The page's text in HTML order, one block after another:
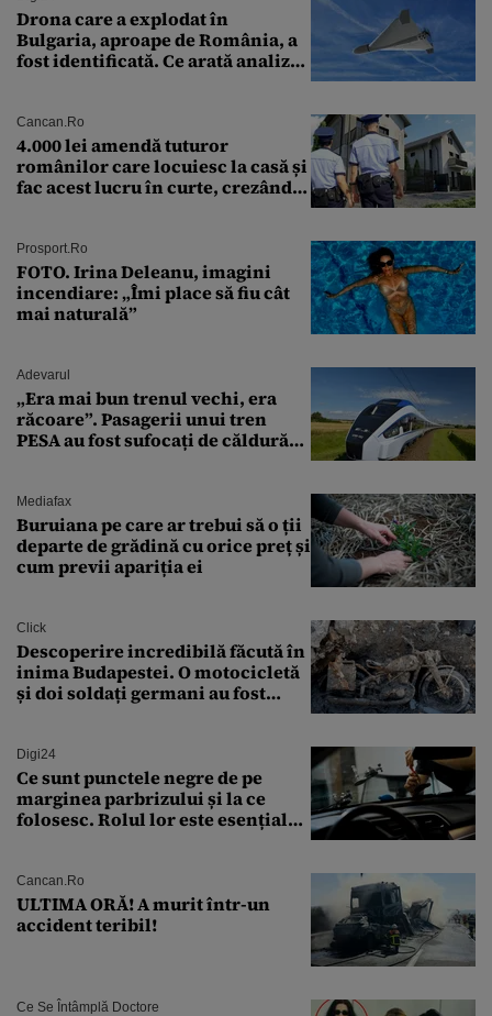
Drona care a explodat în
Bulgaria, aproape de România, a
fost identificată. Ce arată analiza
Cancan.ro
4.000 lei amendă tuturor
românilor care locuiesc la casă și
fac acest lucru în curte, crezând
Prosport.ro
FOTO. Irina Deleanu, imagini
incendiare: „Îmi place să fiu cât
mai naturală”
Adevarul
„Era mai bun trenul vechi, era
răcoare”. Pasagerii unui tren
PESA au fost sufocați de căldură
Mediafax
Buruiana pe care ar trebui să o ții
departe de grădină cu orice preț și
cum previi apariția ei
Click
Descoperire incredibilă făcută în
inima Budapestei. O motocicletă
și doi soldați germani au fost
Digi24
Ce sunt punctele negre de pe
marginea parbrizului și la ce
folosesc. Rolul lor este esențial
Cancan.ro
ULTIMA ORĂ! A murit într-un
accident teribil!
Ce Se Întâmplă Doctore